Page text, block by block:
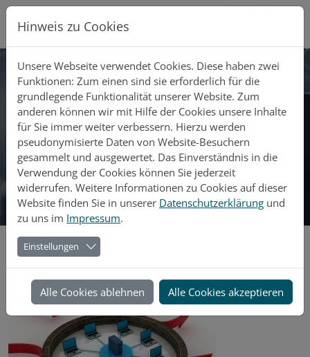
Direkt zur Hauptnavigation springen
Direkt zum Inhalt springen
STECADO GMBH
IT-SERVICES
WIR HABEN WAS SIE SUCHEN
Hinweis zu Cookies
Unsere Webseite verwendet Cookies. Diese haben zwei
Funktionen: Zum einen sind sie erforderlich für die
grundlegende Funktionalität unserer Website. Zum
anderen können wir mit Hilfe der Cookies unsere Inhalte
für Sie immer weiter verbessern. Hierzu werden
pseudonymisierte Daten von Website-Besuchern
gesammelt und ausgewertet. Das Einverständnis in die
Verwendung der Cookies können Sie jederzeit
widerrufen. Weitere Informationen zu Cookies auf dieser
Website finden Sie in unserer Datenschutzerklärung und
zu uns im Impressum.
Einstellungen
Alle Cookies ablehnen Alle Cookies akzeptieren